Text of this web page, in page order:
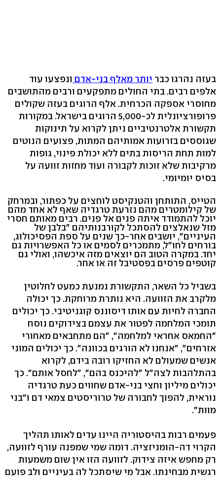
בעזה נהרגו כבר יותר מאלף בני-אדם ונפצעו עוד
אלפים רבים. בתי החולים מתפקעים ורבים מהתושבים
מחוסרי אספקה הכרחית. אלף הרוגים בעזה שקולים
פרופורציונלית לכ-5,000 הרוגים בישראל. במקורות
תקשורת אלטרנטיביים ניתן לקרוא על תינוקות
שגוססים בזרועות אמותיהם המתות, פצועים הנוטים
למות תחת הריסות בתים ללא יכולת פינוי, גופות
מרקיבות שלא זוכות לקבורה ועוד מחזות זוועה על
בסיס יומיומי.
הטייס, התותחן והטנקיסט לוחצים על כפתור, ובמרחק
של קילומטרים מהם נזרעת טרגדיה שאף לא אחד מהם
יוכל להתמודד איתה פנים אל פנים. רבים מאותם חסרי
מזל שנאלצים להסתכל לקורבנותיהם "בלבן של
העיניים", יושבים אחר-כך שנים על ספת הפסיכולוג,
בורחים לחו"ל, מתמכרים לסמים או כל האפשרויות גם
יחד. במקרה הטוב הם יוצאים מזה איכשהו, ואולי גם
קוטפים פרסים בפסטיבל זה או אחר.
בשביל כל השאר, התקשורת נמנעת כמעט לחלוטין
מלקרב את הזוועה. היא נותרת מרוחקת. כך יכולה
החברה לחיות עם אותו דיסוננס קוגניטיבי. כך יכולים
תומכי המלחמה לפטור את עצמם בצידוקים נוסח
"החמאס אחראי למלחמה", "הם מתחבאים מאחורי
אזרחים", "אנחנו לא הורגים בכוונה". כך יכולים המוני
אנשים שמעולם לא החזיקו רובה בידם, לקרוא
בהתלהבות לצה"ל "להיכנס בהם", "לחסל אותם". כך
יכולים מיליון וחצי בני-אדם שחווים כעת טרגדיה
נוראית, להפוך לחבורה של טרוריסטים צמאי דם ו"בני
מוות".
פעמים רבות בהיסטוריה היינו עדים לאותו תהליך
הקרוי דה-הומניזציה. דומה שמי שמפנה עורף לזוועה,
רק מחפש איזה צידוק. לזוועה הזו אין שום משמעות
רגשית מבחינתו. אבל מי שיסתכל לה בעיניים ולב פועם